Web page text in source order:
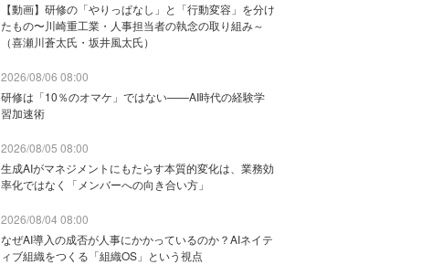
【動画】研修の「やりっぱなし」と「行動変容」を分け
たもの〜川崎重工業・人事担当者の執念の取り組み～
（喜瀬川蒼太氏・坂井風太氏）
2026/08/06 08:00
研修は「10％のオマケ」ではない——AI時代の経験学
習加速術
2026/08/05 08:00
生成AIがマネジメントにもたらす本質的変化は、業務効
率化ではなく「メンバーへの向き合い方」
2026/08/04 08:00
なぜAI導入の成否が人事にかかっているのか？AIネイテ
ィブ組織をつくる「組織OS」という視点